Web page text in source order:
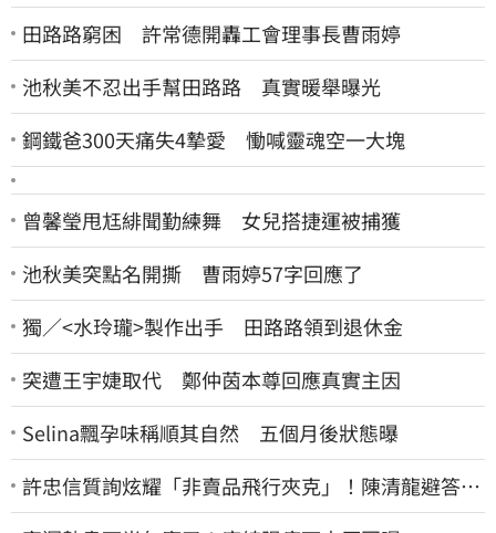
田路路窮困 許常德開轟工會理事長曹雨婷
池秋美不忍出手幫田路路 真實暖舉曝光
鋼鐵爸300天痛失4摯愛 慟喊靈魂空一大塊
曾馨瑩甩尪緋聞勤練舞 女兒搭捷運被捕獲
池秋美突點名開撕 曹雨婷57字回應了
獨／<水玲瓏>製作出手 田路路領到退休金
突遭王宇婕取代 鄭仲茵本尊回應真實主因
Selina飄孕味稱順其自然 五個月後狀態曝
許忠信質詢炫耀「非賣品飛行夾克」！陳清龍避答：
立委質詢各有專業